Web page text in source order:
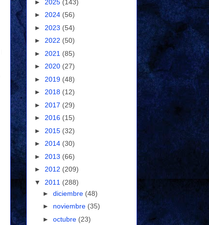
► 2025 (143)
► 2024 (56)
► 2023 (54)
► 2022 (50)
► 2021 (85)
► 2020 (27)
► 2019 (48)
► 2018 (12)
► 2017 (29)
► 2016 (15)
► 2015 (32)
► 2014 (30)
► 2013 (66)
► 2012 (209)
▼ 2011 (288)
► diciembre (48)
► noviembre (35)
► octubre (23)